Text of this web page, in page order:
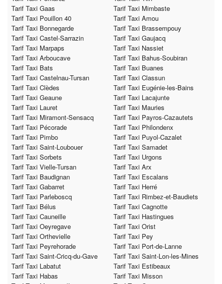
Tarif Taxi Gaas
Tarif Taxi Mimbaste
Tarif Taxi Pouillon 40
Tarif Taxi Amou
Tarif Taxi Bonnegarde
Tarif Taxi Brassempouy
Tarif Taxi Castel-Sarrazin
Tarif Taxi Gaujacq
Tarif Taxi Marpaps
Tarif Taxi Nassiet
Tarif Taxi Arboucave
Tarif Taxi Bahus-Soubiran
Tarif Taxi Bats
Tarif Taxi Buanes
Tarif Taxi Castelnau-Tursan
Tarif Taxi Classun
Tarif Taxi Clèdes
Tarif Taxi Eugénie-les-Bains
Tarif Taxi Geaune
Tarif Taxi Lacajunte
Tarif Taxi Lauret
Tarif Taxi Mauries
Tarif Taxi Miramont-Sensacq
Tarif Taxi Payros-Cazautets
Tarif Taxi Pécorade
Tarif Taxi Philondenx
Tarif Taxi Pimbo
Tarif Taxi Puyol-Cazalet
Tarif Taxi Saint-Loubouer
Tarif Taxi Samadet
Tarif Taxi Sorbets
Tarif Taxi Urgons
Tarif Taxi Vielle-Tursan
Tarif Taxi Arx
Tarif Taxi Baudignan
Tarif Taxi Escalans
Tarif Taxi Gabarret
Tarif Taxi Herré
Tarif Taxi Parleboscq
Tarif Taxi Rimbez-et-Baudiets
Tarif Taxi Bélus
Tarif Taxi Cagnotte
Tarif Taxi Cauneille
Tarif Taxi Hastingues
Tarif Taxi Oeyregave
Tarif Taxi Orist
Tarif Taxi Orthevielle
Tarif Taxi Pey
Tarif Taxi Peyrehorade
Tarif Taxi Port-de-Lanne
Tarif Taxi Saint-Cricq-du-Gave
Tarif Taxi Saint-Lon-les-Mines
Tarif Taxi Labatut
Tarif Taxi Estibeaux
Tarif Taxi Habas
Tarif Taxi Misson